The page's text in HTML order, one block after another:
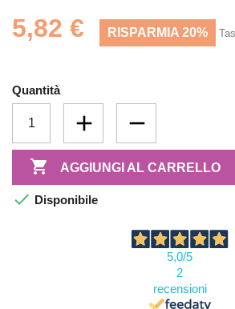
5,82 € RISPARMIA 20%
Quantità
 AGGIUNGI AL CARRELLO
 Disponibile
5,0/5
2
recensioni